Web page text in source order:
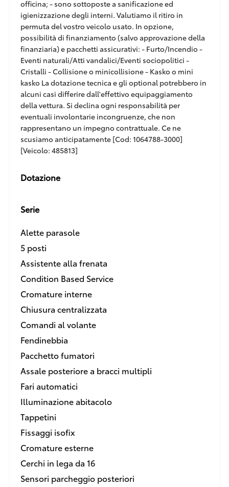
officina; - sono sottoposte a sanificazione ed
igienizzazione degli interni. Valutiamo il ritiro in
permuta del vostro veicolo usato. In opzione,
possibilità di finanziamento (salvo approvazione della
finanziaria) e pacchetti assicurativi: - Furto/Incendio -
Eventi naturali/Atti vandalici/Eventi sociopolitici -
Cristalli - Collisione o minicollisione - Kasko o mini
kasko La dotazione tecnica e gli optional potrebbero in
alcuni casi differire dall'effettivo equipaggiamento
della vettura. Si declina ogni responsabilità per
eventuali involontarie incongruenze, che non
rappresentano un impegno contrattuale. Ce ne
scusiamo anticipatamente [Cod: 1064788-3000]
[Veicolo: 485813]
Dotazione
Serie
Alette parasole
5 posti
Assistente alla frenata
Condition Based Service
Cromature interne
Chiusura centralizzata
Comandi al volante
Fendinebbia
Pacchetto fumatori
Assale posteriore a bracci multipli
Fari automatici
Illuminazione abitacolo
Tappetini
Fissaggi isofix
Cromature esterne
Cerchi in lega da 16
Sensori parcheggio posteriori